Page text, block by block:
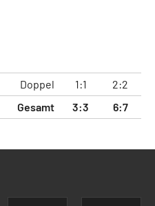
Doppel 1:1 2:2
Gesamt
3:3 6:7